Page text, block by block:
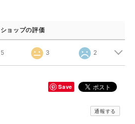
ショップの評価
3 2
Save
通報する